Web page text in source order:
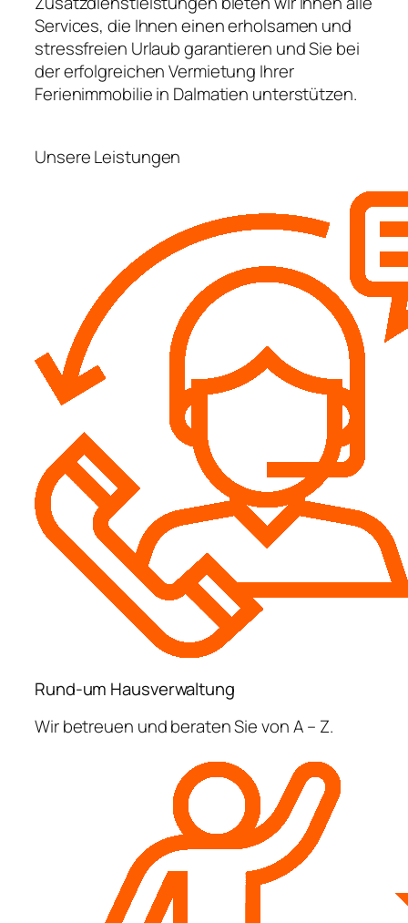
Services, die Ihnen einen erholsamen und
stressfreien Urlaub garantieren und Sie bei
der erfolgreichen Vermietung Ihrer
Ferienimmobilie in Dalmatien unterstützen.
Unsere Leistungen
Rund-um Hausverwaltung
Wir betreuen und beraten Sie von A – Z.